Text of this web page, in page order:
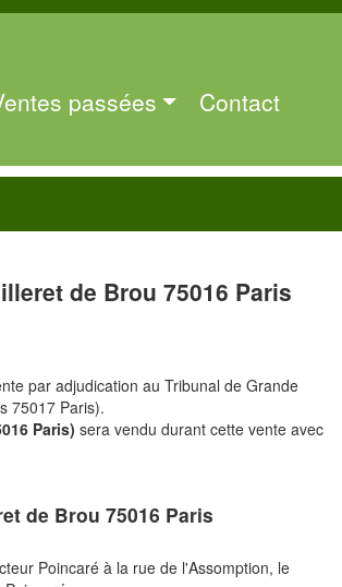
passées Contact
de Brou 75016 Paris
par adjudication au Tribunal de Grande
75017 Paris).
Paris)sera vendu durant cette vente avec
de Brou 75016 Paris
Poincaré à la rue de l'Assomption, le